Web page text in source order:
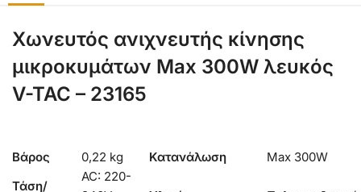
Χωνευτός ανιχνευτής κίνησης
μικροκυμάτων Max 300W λευκός
V-TAC – 23165
Βάρος 0,22 kg Κατανάλωση
Max 300W
Τάση/
AC: 220-